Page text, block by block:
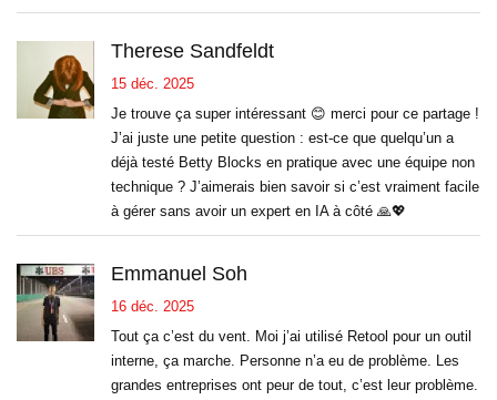
Therese Sandfeldt
15 déc. 2025
Je trouve ça super intéressant 😊 merci pour ce partage !
J’ai juste une petite question : est-ce que quelqu’un a
déjà testé Betty Blocks en pratique avec une équipe non
technique ? J’aimerais bien savoir si c’est vraiment facile
à gérer sans avoir un expert en IA à côté 🙏💖
Emmanuel Soh
16 déc. 2025
Tout ça c’est du vent. Moi j’ai utilisé Retool pour un outil
interne, ça marche. Personne n’a eu de problème. Les
grandes entreprises ont peur de tout, c’est leur problème.